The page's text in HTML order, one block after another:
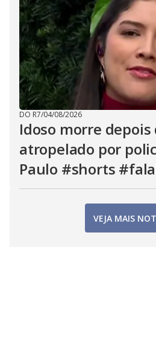
DO R7/04/08/2026
Idoso morre depois
atropelado por
Paulo #shorts
VEJA MAIS